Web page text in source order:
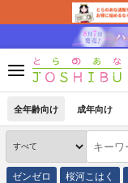
全年齢向け 成年向け
ゼンゼロ 桜河こはく